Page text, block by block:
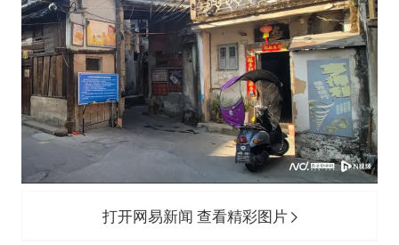
打开网易新闻 查看精彩图片